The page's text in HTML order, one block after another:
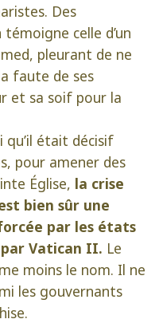
Des
celle d’un
pleurant de ne
faute de ses
et sa soif pour la
qu’il était décisif
pour amener des
Église, la crise
bien sûr une
par les états
Vatican II. Le
moins le nom. Il ne
les gouvernants